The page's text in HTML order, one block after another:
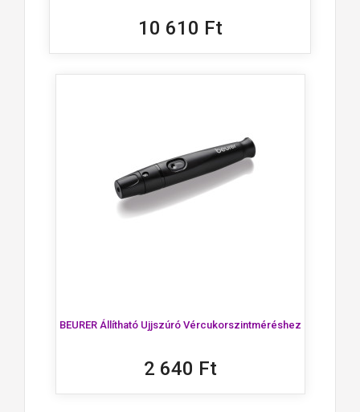
10 610 Ft
BEURER Állítható Ujjszúró Vércukorszintméréshez
2 640 Ft